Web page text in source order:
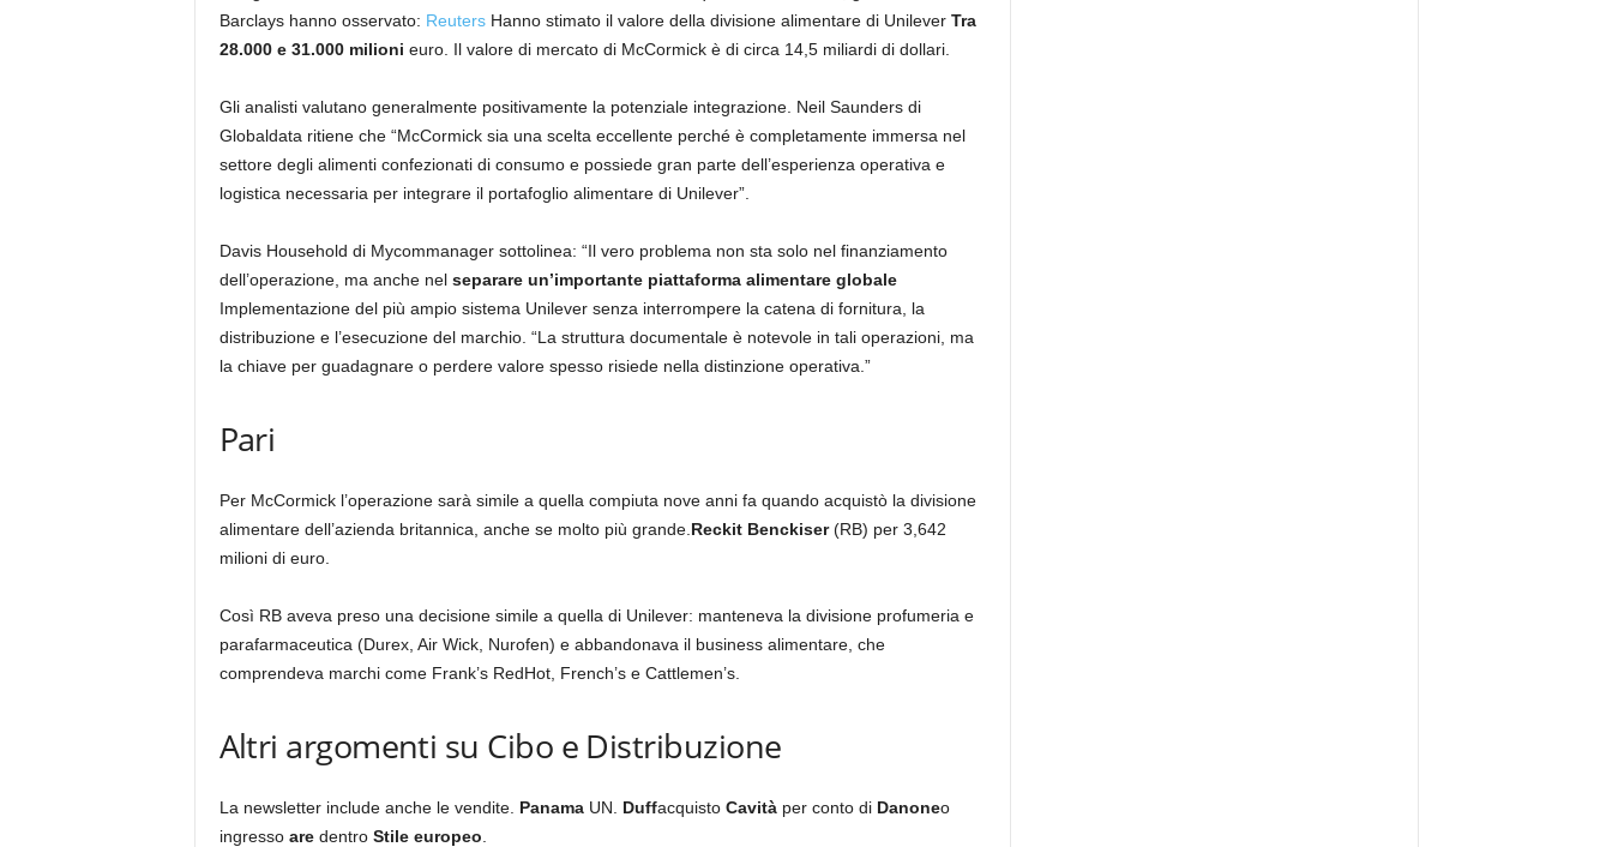
Barclays hanno osservato: Reuters Hanno stimato il valore della divisione alimentare di Unilever Tra
28.000 e 31.000 milioni euro. Il valore di mercato di McCormick è di circa 14,5 miliardi di dollari.
Gli analisti valutano generalmente positivamente la potenziale integrazione. Neil Saunders di
Globaldata ritiene che “McCormick sia una scelta eccellente perché è completamente immersa nel
settore degli alimenti confezionati di consumo e possiede gran parte dell’esperienza operativa e
logistica necessaria per integrare il portafoglio alimentare di Unilever”.
Davis Household di Mycommanager sottolinea: “Il vero problema non sta solo nel finanziamento
dell’operazione, ma anche nelseparare un’importante piattaforma alimentare globale
Implementazione del più ampio sistema Unilever senza interrompere la catena di fornitura, la
distribuzione e l’esecuzione del marchio. “La struttura documentale è notevole in tali operazioni, ma
la chiave per guadagnare o perdere valore spesso risiede nella distinzione operativa.”
Pari
Per McCormick l’operazione sarà simile a quella compiuta nove anni fa quando acquistò la divisione
alimentare dell’azienda britannica, anche se molto più grande. Reckit Benckiser(RB) per 3,642
milioni di euro.
Così RB aveva preso una decisione simile a quella di Unilever: manteneva la divisione profumeria e
parafarmaceutica (Durex, Air Wick, Nurofen) e abbandonava il business alimentare, che
comprendeva marchi come Frank’s RedHot, French’s e Cattlemen’s.
Altri argomenti su Cibo e Distribuzione
La newsletter include anche le vendite. Panama UN. Duffacquisto Cavità per conto di Danoneo
ingresso are dentro Stile europeo